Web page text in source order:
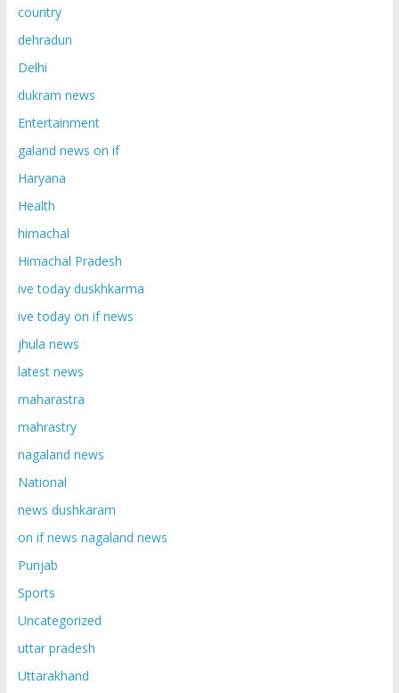
country
dehradun
Delhi
dukram news
Entertainment
galand news on if
Haryana
Health
himachal
Himachal Pradesh
ive today duskhkarma
ive today on if news
jhula news
latest news
maharastra
mahrastry
nagaland news
National
news dushkaram
on if news nagaland news
Punjab
Sports
Uncategorized
uttar pradesh
Uttarakhand